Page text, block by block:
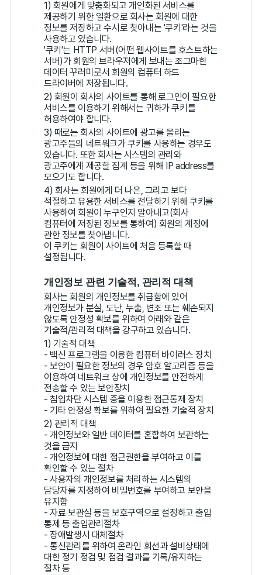
1) 회원에게 맞춤화되고 개인화된 서비스를
제공하기 위한 일환으로 회사는 회원에 대한
정보를 저장하고 수시로 찾아내는 '쿠키'라는 것을
사용하고 있습니다.
'쿠키'는 HTTP 서버(어떤 웹사이트를 호스트하는
서버)가 회원의 브라우저에게 보내는 조그마한
데이터 꾸러미로서 회원의 컴퓨터 하드
드라이버에 저장됩니다.
2) 회원이 회사의 사이트를 통해 로그인이 필요한
서비스를 이용하기 위해서는 귀하가 쿠키를
허용하여야 합니다.
3) 때로는 회사의 사이트에 광고를 올리는
광고주들의 네트워크가 쿠키를 사용하는 경우도
있습니다. 또한 회사는 시스템의 관리와
광고주에게 제공할 집계 등을 위해 IP address를
모으기도 합니다.
4) 회사는 회원에게 더 나은, 그리고 보다
적절하고 유용한 서비스를 전달하기 위해 쿠키를
사용하여 회원이 누구인지 알아내고(회사
컴퓨터에 저장된 정보를 통하여) 회원의 계정에
관한 정보를 찾아냅니다.
이 쿠키는 회원이 사이트에 처음 등록할 때
설정됩니다.
개인정보 관련 기술적, 관리적 대책
회사는 회원의 개인정보를 취급함에 있어
개인정보가 분실, 도난, 누출, 변조 또는 훼손되지
않도록 안정성 확보를 위하여 아래와 같은
기술적/관리적 대책을 강구하고 있습니다.
1) 기술적 대책
- 백신 프로그램을 이용한 컴퓨터 바이러스 장치
- 보안이 필요한 정보의 경우 암호 알고리즘 등을
이용하여 네트워크 상에 개인정보를 안전하게
전송할 수 있는 보안장치
- 침입차단 시스템 증을 이용한 접근통제 장치
- 기타 안정성 확보를 위하여 필요한 기술적 장치
2) 관리적 대책
- 개인정보와 일반 데이터를 혼합하여 보관하는
것을 금지
- 개인정보에 대한 접근권한을 부여하고 이를
확인할 수 있는 절차
- 사용자의 개인정보를 처리하는 시스템의
담당자를 지정하여 비밀번호를 부여하고 보안을
유지함
- 자료 보관실 등을 보호구역으로 설정하고 출입
통제 등 출입관리절차
- 장애발생시 대체절차
- 통신관리를 위하여 온라인 회선과 설비상태에
대한 정기 정검 및 점검 결과를 기록/유지하는
절차 등